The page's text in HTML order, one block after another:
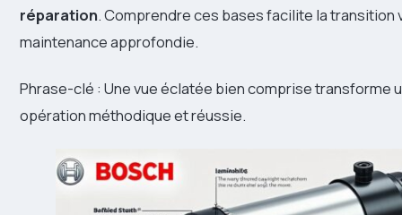
réparation. Comprendre ces bases facilite la
maintenance approfondie.
Phrase-clé : Une vue éclatée bien comprise transforme
opération méthodique et réussie.